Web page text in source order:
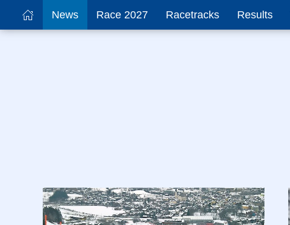
News Race 2027 Racetracks Results